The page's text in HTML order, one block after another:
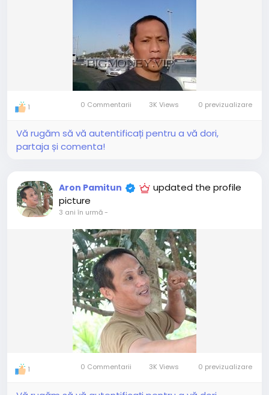
1 0 Commentarii 3K Views 0 previzualizare
Vă rugăm să vă autentificați pentru a vă dori,
partaja și comenta!
Aron Pamitun
updated the profile
picture
3 ani în urmă-
1 0 Commentarii 3K Views 0 previzualizare